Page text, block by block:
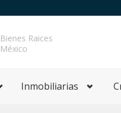
Bienes Raices
México
Inmobiliarias